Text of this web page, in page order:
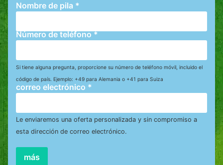
Nombre de pila *
Número de teléfono*
Si tiene alguna pregunta, proporcione su número de teléfono móvil, incluido el
código de país. Ejemplo: +49 para Alemania o +41 para Suiza
correo electrónico *
Le enviaremos una oferta personalizada y sin compromiso a
esta dirección de correo electrónico.
más